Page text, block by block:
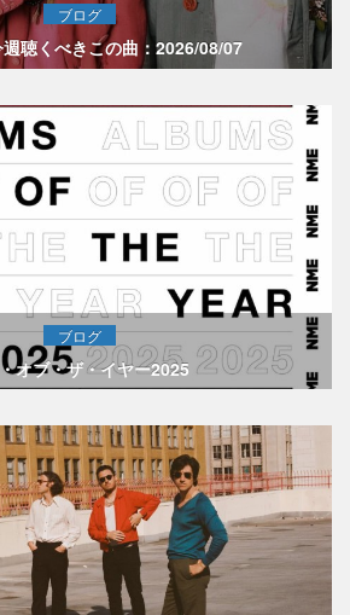
ブログ
聴くべきこの曲：2026/08/07
ブログ
オブ・ザ・イヤー2025